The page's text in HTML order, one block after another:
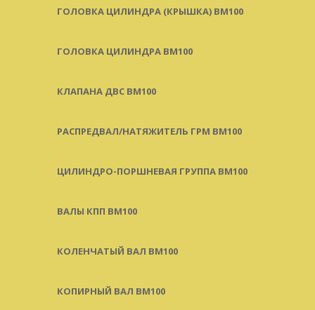
ГОЛОВКА ЦИЛИНДРА (КРЫШКА) BM100
ГОЛОВКА ЦИЛИНДРА BM100
КЛАПАНА ДВС BM100
РАСПРЕДВАЛ/НАТЯЖИТЕЛЬ ГРМ BM100
ЦИЛИНДРО-ПОРШНЕВАЯ ГРУППА BM100
ВАЛЫ КПП BM100
КОЛЕНЧАТЫЙ ВАЛ BM100
КОПИРНЫЙ ВАЛ BM100